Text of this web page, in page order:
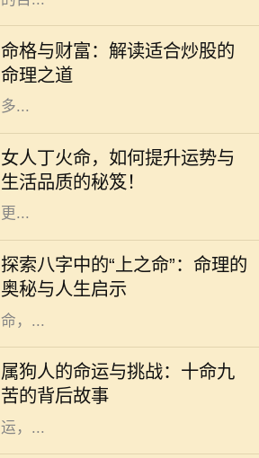
命格与财富：解读适合炒股的
命理之道
在现代社会，股市作为一种重要的投
资方式，吸引了越来越多的人参与。
然而，炒股不仅仅是简单地买入和卖
出，更是与个人的命理息息相关。许
多...
女人丁火命，如何提升运势与
生活品质的秘笈！
在中国传统命理学中，丁火命代表了
热情、温暖和灵动。对于女人来说，
丁火命的特质使她们充满了活力和魅
力。但是，要想在生活和事业中实现
更...
探索八字中的“上之命”：命理的
奥秘与人生启示
在中国传统命理学中，每个人的出生
时刻可以用八字来描述，而八字又可
以分为多种命格，其中“上之命”便是
一种颇具神秘色彩的命格。上之
命，...
属狗人的命运与挑战：十命九
苦的背后故事
在中国传统文化中，属狗的人常常被
描绘为忠诚正直、勇敢无畏的形象。
然而，许多人并不知道的是，属狗的
命人常常面临着“十命九苦”的命
运，...
在古老的命理学中，甲木是五行之